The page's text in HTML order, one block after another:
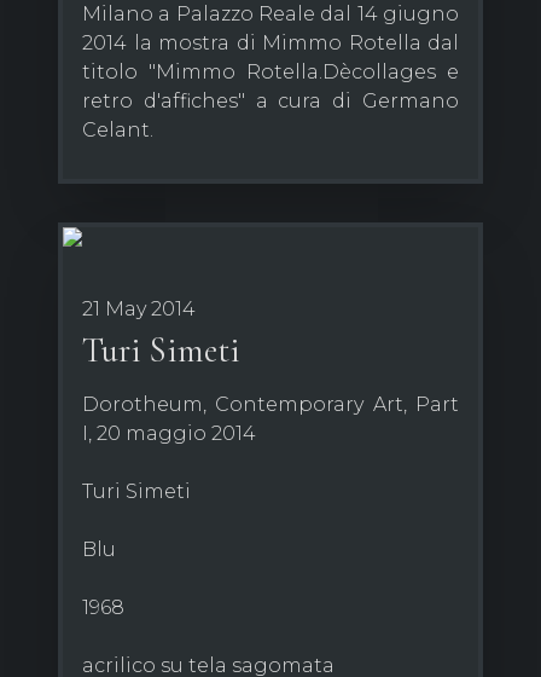
Milano a Palazzo Reale dal 14 giugno
2014 la mostra di Mimmo Rotella dal
titolo "Mimmo Rotella.Dècollages e
retro d'affiches" a cura di Germano
Celant.
21 May 2014
Turi Simeti
Dorotheum, Contemporary Art, Part
I, 20 maggio 2014
Turi Simeti
Blu
1968
acrilico su tela sagomata